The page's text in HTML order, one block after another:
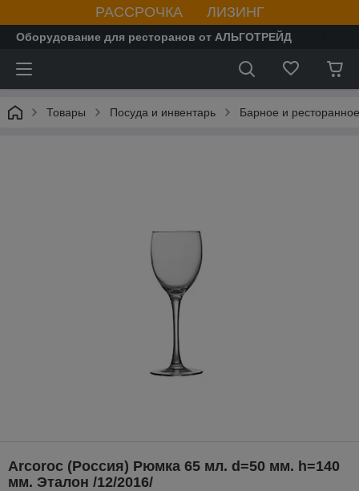
РАССРОЧКА ЛИЗИНГ
Оборудование для ресторанов от АЛЬГОТРЕЙД
Товары Посуда и инвентарь Барное и
Arcoroc (Россия) Рюмка 65 мл. d=50 мм. h=140
мм. Эталон /12/2016/